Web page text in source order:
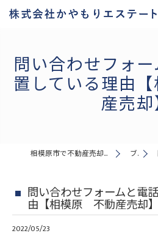
問い合わせフォ
置している理由
産売却
相模原市で不動産売却なら株式会社かやもりエステート ブログ
問い合わせフォームと電
由【相模原 不動産売却】
2022/05/23